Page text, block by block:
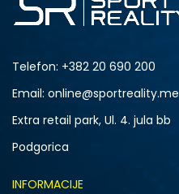
Telefon: +382 20 690 200
Email: online@sportreality.me
Extra retail park, Ul. 4. jula bb
Podgorica
INFORMACIJE